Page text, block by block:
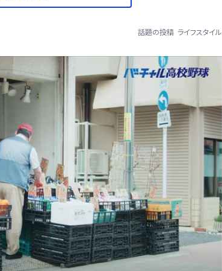
話題の投稿 ライフスタイル